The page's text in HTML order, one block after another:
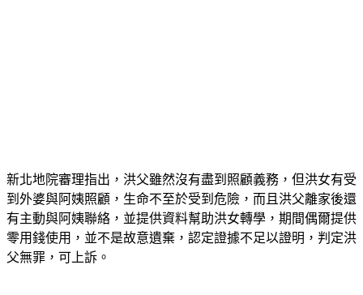
新北地院審理指出，洪父雖然沒有盡到照顧義務，但洪女有受
到外婆與阿姨照顧，生命不至於受到危險，而且洪父離家後還
有主動與阿姨聯絡，並提供資料幫助洪女轉學，期間偶爾提供
零用錢使用，並不是故意遺棄，認定證據不足以證明，判定洪
父無罪，可上訴。